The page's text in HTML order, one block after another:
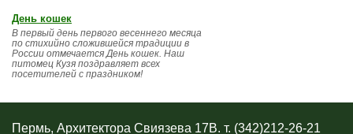
День кошек
В первый день первого весеннего месяца
по стихийно сложившейся традиции в
России отмечается День кошек. Наш
питомец Кузя поздравляет всех
посетителей с праздником!
Пермь, Архитектора Свиязева 17В. т. (342)212-26-21